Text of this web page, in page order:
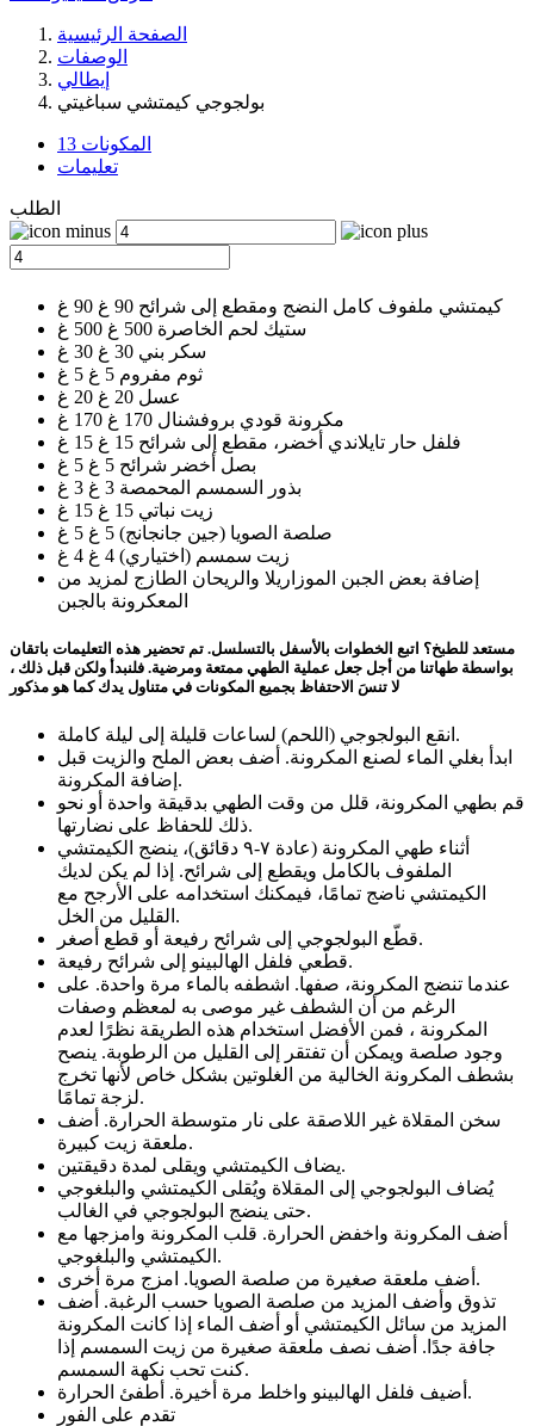
الصفحة الرئيسية
الوصفات
إيطالي
بولجوجي كيمتشي سباغيتي
المكونات 13
تعليمات
الطلب
كيمتشي ملفوف كامل النضج ومقطع إلى شرائح 90 غ 90 غ
ستيك لحم الخاصرة 500 غ 500 غ
سكر بني 30 غ 30 غ
ثوم مفروم 5 غ 5 غ
عسل 20 غ 20 غ
مكرونة قودي بروفشنال 170 غ 170 غ
فلفل حار تايلاندي أخضر، مقطع إلى شرائح 15 غ 15 غ
بصل أخضر شرائح 5 غ 5 غ
بذور السمسم المحمصة 3 غ 3 غ
زيت نباتي 15 غ 15 غ
صلصة الصويا (جين جانجانج) 5 غ 5 غ
زيت سمسم (اختياري) 4 غ 4 غ
إضافة بعض الجبن الموزاريلا والريحان الطازج لمزيد من
المعكرونة بالجبن
مستعد للطبخ؟ اتبع الخطوات بالأسفل بالتسلسل. تم تحضير هذه التعليمات باتقان
بواسطة طهاتنا من أجل جعل عملية الطهي ممتعة ومرضية. فلنبدأ ولكن قبل ذلك ،
لا تنسَ الاحتفاظ بجميع المكونات في متناول يدك كما هو مذكور
انقع البولجوجي (اللحم) لساعات قليلة إلى ليلة كاملة.
ابدأ بغلي الماء لصنع المكرونة. أضف بعض الملح والزيت قبل
إضافة المكرونة.
قم بطهي المكرونة، قلل من وقت الطهي بدقيقة واحدة أو نحو
ذلك للحفاظ على نضارتها.
أثناء طهي المكرونة (عادة ٧-٩ دقائق)، ينضج الكيمتشي
الملفوف بالكامل ويقطع إلى شرائح. إذا لم يكن لديك
الكيمتشي ناضج تمامًا، فيمكنك استخدامه على الأرجح مع
القليل من الخل.
قطّع البولجوجي إلى شرائح رفيعة أو قطع أصغر.
قطّعي فلفل الهالبينو إلى شرائح رفيعة.
عندما تنضج المكرونة، صفها. اشطفه بالماء مرة واحدة. على
الرغم من أن الشطف غير موصى به لمعظم وصفات
المكرونة ، فمن الأفضل استخدام هذه الطريقة نظرًا لعدم
وجود صلصة ويمكن أن تفتقر إلى القليل من الرطوبة. ينصح
بشطف المكرونة الخالية من الغلوتين بشكل خاص لأنها تخرج
لزجة تمامًا.
سخن المقلاة غير اللاصقة على نار متوسطة الحرارة. أضف
ملعقة زيت كبيرة.
يضاف الكيمتشي ويقلى لمدة دقيقتين.
يُضاف البولجوجي إلى المقلاة ويُقلى الكيمتشي والبلغوجي
حتى ينضج البولجوجي في الغالب.
أضف المكرونة واخفض الحرارة. قلب المكرونة وامزجها مع
الكيمتشي والبلغوجي.
أضف ملعقة صغيرة من صلصة الصويا. امزج مرة أخرى.
تذوق وأضف المزيد من صلصة الصويا حسب الرغبة. أضف
المزيد من سائل الكيمتشي أو أضف الماء إذا كانت المكرونة
جافة جدًا. أضف نصف ملعقة صغيرة من زيت السمسم إذا
كنت تحب نكهة السمسم.
أضيف فلفل الهالبينو واخلط مرة أخيرة. أطفئ الحرارة.
تقدم على الفور